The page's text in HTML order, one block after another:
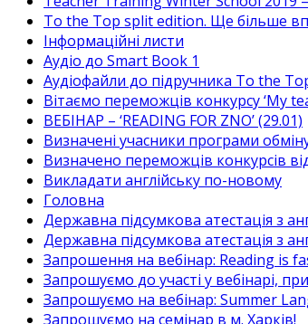
To the Top split edition. Ще більше
Інформаційні листи
Аудіо до Smart Book 1
Аудіофайли до підручника To the
Вітаємо переможців конкурсу ‘My
ВЕБІНАР – ‘READING FOR ZNO’ (29.01)
Визначені учасники програми
Визначено переможців конкурсів
Викладати англійську по-новому
Головна
Державна підсумкова атестація з
Державна підсумкова атестація з
Запрошення на вебінар: Reading is
Запрошуємо до участі у вебінарі,
Запрошуємо на вебінар: Summer
Запрошуємо на семінар в м. Харків!